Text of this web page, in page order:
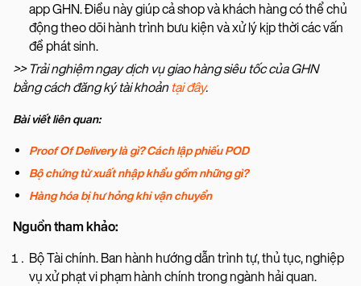
app GHN. Điều này giúp cả shop và khách hàng có thể chủ
động theo dõi hành trình bưu kiện và xử lý kịp thời các vấn
đề phát sinh.
>> Trải nghiệm ngay dịch vụ giao hàng siêu tốc của GHN
bằng cách đăng ký tài khoản tại đây.
Bài viết liên quan:
Proof Of Delivery là gì? Cách lập phiếu POD
Bộ chứng từ xuất nhập khẩu gồm những gì?
Hàng hóa bị hư hỏng khi vận chuyển
Nguồn tham khảo:
Bộ Tài chính. Ban hành hướng dẫn trình tự, thủ tục, nghiệp
vụ xử phạt vi phạm hành chính trong ngành hải quan.